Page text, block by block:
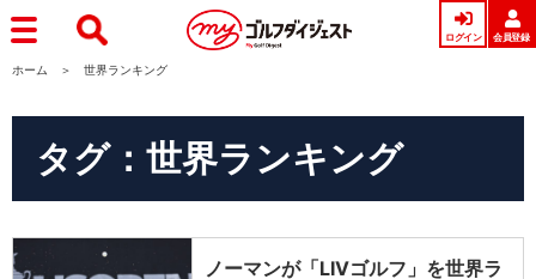
ログイン 会員登録
ホーム 世界ランキング
タグ：世界ランキング
ノーマンが「LIVゴルフ」を世界ラ